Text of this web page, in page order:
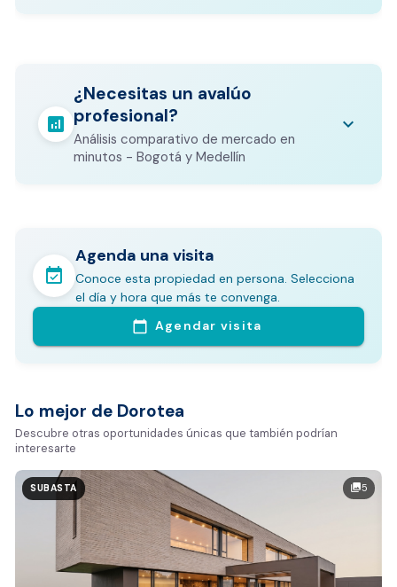
Los gastos notariales incluyen
otros costos legales que varían según el
valor del inmueble.
CALCULADORA DE GASTOS NOTARIALES
analytics
¿Necesitas un avalúo
profesional?
Análisis comparativo de mercado en
minutos - Bogotá y Medellín
keyboard_arrow_down
En pocos minutos avalúa con este Análisis
Comparativo de Mercado (inicialmente
Bogotá y Medellín)
Análisis basado en datos reales:
Tiempo promedio de venta en la zona
Rango de precios de arriendo en el sector
Valor exclusivo para clientes de Dorotea:
20.000 COP
REALIZAR AVALÚO AHORA
event_available
Agenda una visita
Conoce esta propiedad en persona. Selecciona
el día y hora que más te convenga.
calendar_today Agendar visita
Lo mejor de Dorotea
Descubre otras oportunidades únicas que también podrían
interesarte
photo_library5
SUBASTA